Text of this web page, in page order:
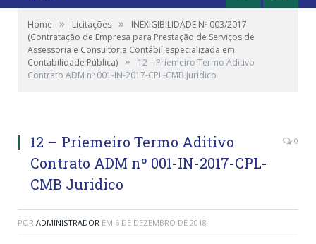
Home » Licitações »
INEXIGIBILIDADE Nº 003/2017
(Contratação de Empresa para Prestação de Serviços de
Assessoria e Consultoria Contábil,especializada em
Contabilidade Pública) »
12 – Priemeiro Termo Aditivo
Contrato ADM nº 001-IN-2017-CPL-CMB Juridico
12 – Priemeiro Termo Aditivo
Contrato ADM nº 001-IN-2017-CPL-
CMB Juridico
0
POR ADMINISTRADOR EM 6 DE DEZEMBRO DE 2018